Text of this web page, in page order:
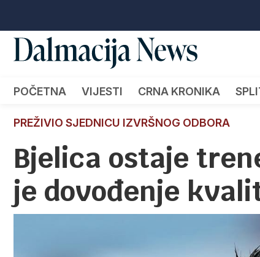
POČETNA VIJESTI CRNA KRONIKA
PREŽIVIO SJEDNICU IZVRŠNOG ODBORA
Bjelica ostaje
je dovođenje